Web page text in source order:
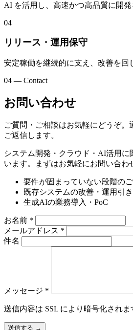
AI を活用し、高速かつ高品質に開発
04
リリース・運用保守
安定稼働を継続的に支え、改善を回
04 — Contact
お問い合わせ
ご質問・ご相談はお気軽にどうぞ。
ご返信します。
システム開発・クラウド・AI活用に
います。まずはお気軽にお問い合わ
要件が固まっていない段階の
既存システムの改善・運用引
生成AIの業務導入・PoC
お名前 *
メールアドレス *
件名
メッセージ *
送信内容は SSL により暗号化されま
送信する →